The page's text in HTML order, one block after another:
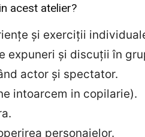
acest atelier?
și exerciții
expuneri și discuții în
actor și spectator.
intoarcem in copilarie).
personajelor.